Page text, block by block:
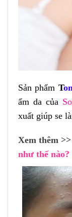
Sản phẩm T
ẩm da của
xuất giúp se
Xem thêm >>
như thế nào?